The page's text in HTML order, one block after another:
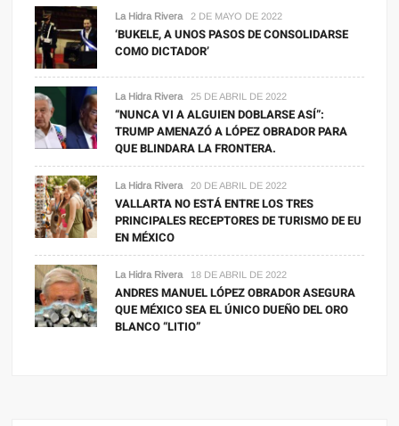
La Hidra Rivera 2 DE MAYO DE 2022
‘BUKELE, A UNOS PASOS DE CONSOLIDARSE
COMO DICTADOR’
La Hidra Rivera 25 DE ABRIL DE 2022
“NUNCA VI A ALGUIEN DOBLARSE ASÍ”:
TRUMP AMENAZÓ A LÓPEZ OBRADOR PARA
QUE BLINDARA LA FRONTERA.
La Hidra Rivera 20 DE ABRIL DE 2022
VALLARTA NO ESTÁ ENTRE LOS TRES
PRINCIPALES RECEPTORES DE TURISMO DE EU
EN MÉXICO
La Hidra Rivera 18 DE ABRIL DE 2022
ANDRES MANUEL LÓPEZ OBRADOR ASEGURA
QUE MÉXICO SEA EL ÚNICO DUEÑO DEL ORO
BLANCO “LITIO”